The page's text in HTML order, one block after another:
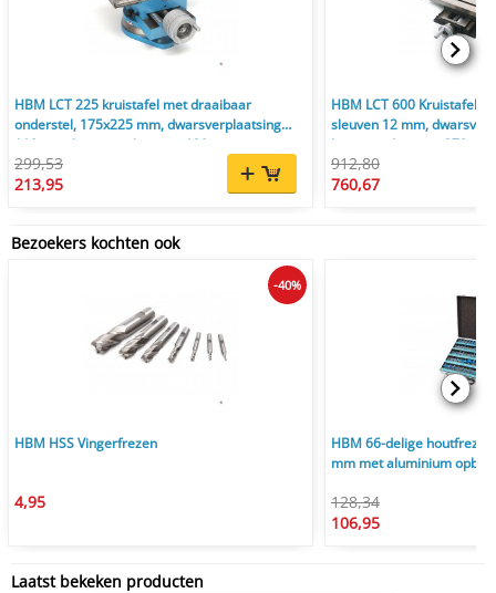
HBM LCT 225 kruistafel met draaibaar
onderstel, 175x225 mm, dwarsverplaatsing
110 mm, langsverplaatsing 120 mm
299,53
213,95
HBM LCT 600 Kruistafel
sleuven 12 mm,
langsverplaatsing 370 mm
912,80
760,67
Bezoekers kochten ook
HBM HSS Vingerfrezen
4,95
-40%
HBM 66-delige
mm met aluminium
128,34
106,95
Laatst bekeken producten